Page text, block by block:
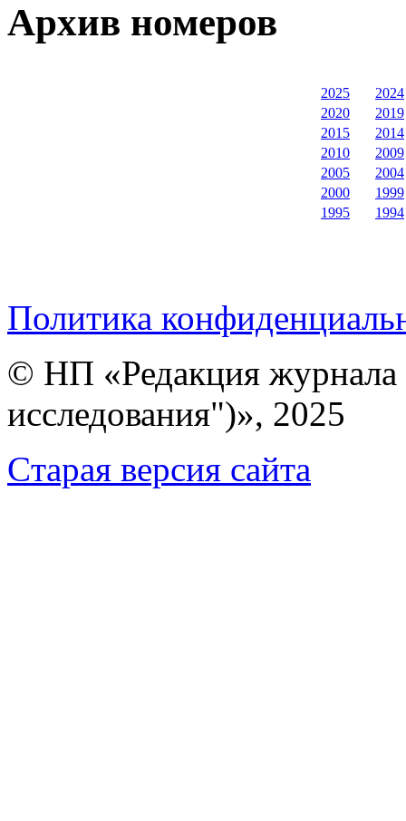
Архив номеров
2025
2024
2020
2019
2015
2014
2010
2009
2005
2004
2000
1999
1995
1994
Политика
© НП «Редакция
исследования")», 2025
Cтарая версия сайта